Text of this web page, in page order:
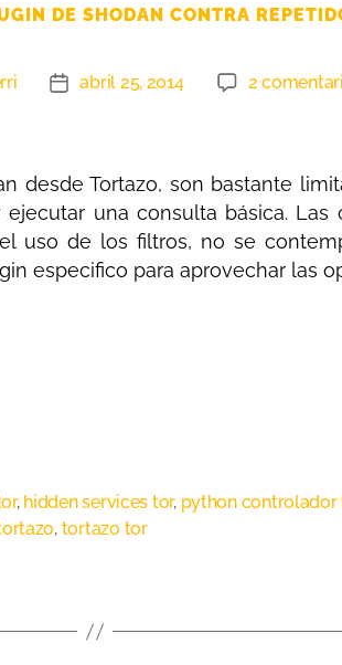
DE SHODAN CONTRA
abril 25, 2014 2
desde Tortazo, son bastante
una consulta básica.
uso de los filtros, no se
especifico para aprovechar las
, hidden services tor, python controlador
, tortazo tor